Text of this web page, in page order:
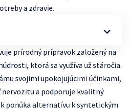
a zdravie.
prírodný prípravok založený na
ktorá sa využíva už stáročia.
svojimi upokojujúcimi účinkami,
a podporuje kvalitný
ponúka alternatívu k syntetickým